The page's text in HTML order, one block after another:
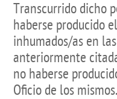
Transcurrido dicho
haberse producido
inhumados/as en
anteriormente
no haberse
Oficio de los mismos.